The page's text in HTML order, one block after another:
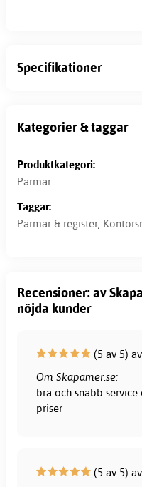
Specifikationer
Kategorier & taggar
Produktkategori:
Pärmar
Taggar:
Pärmar & register,
Recensioner: av
nöjda kunder
(5 av 5)
Om Skapamer.se:
bra och snabb
priser
(5 av 5)